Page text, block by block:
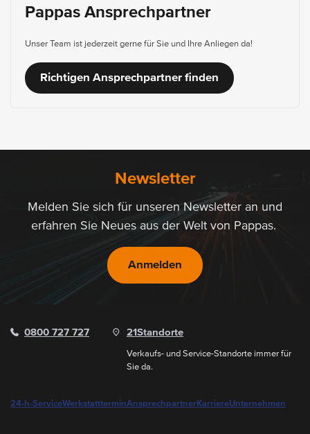
Pappas Ansprechpartner
Unser Team ist jederzeit gerne für Sie und Ihre Anliegen da!
Richtigen Ansprechpartner finden
Newsletter
Melden Sie sich für unseren Newsletter an und
erfahren Sie Neues aus der Welt von Pappas.
Anmelden
0800 727 727 21 Standorte
Verkaufs- und Service-Standorte immer für
Sie da.
24-h-ServiceWerkstattterminAnsprechpartnerKarriereUnternehmen